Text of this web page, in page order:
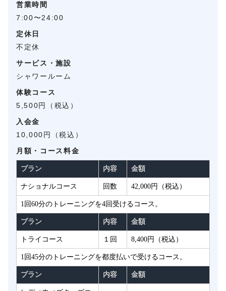
営業時間
7:00〜24:00
定休日
不定休
サービス・施設
シャワールーム
体験コース
5,500円（税込）
入会金
10,000円（税込）
月額・コース料金
プラン 内容 金額
ナショナルコース 回数 42,000円（税込）
1回60分のトレーニングを4回受けるコース。
プラン 内容 金額
トライコース １回 8,400円（税込）
1回45分のトレーニングを都度払いで受けるコース。
プラン 内容 金額